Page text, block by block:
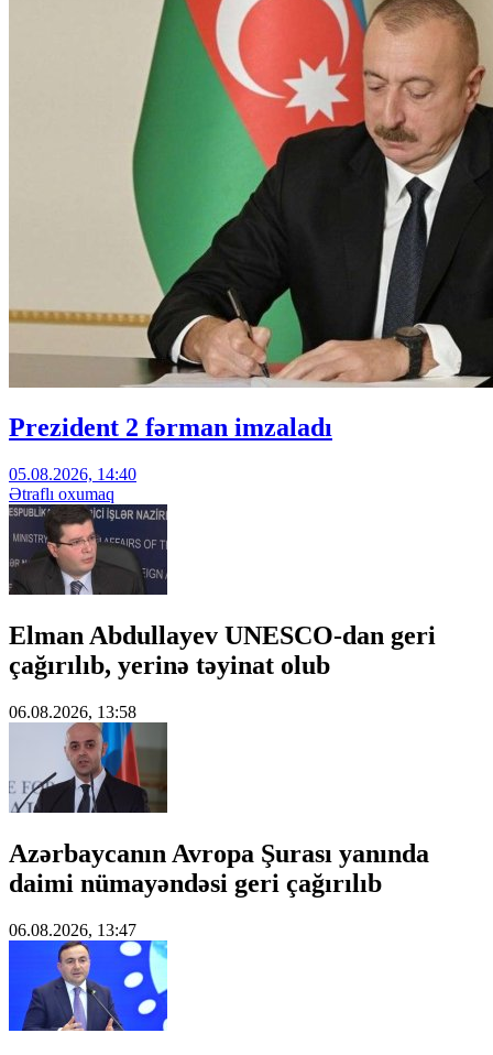
Prezident 2 fərman imzaladı
05.08.2026, 14:40
Ətraflı oxumaq
Elman Abdullayev UNESCO-dan geri
çağırılıb, yerinə təyinat olub
06.08.2026, 13:58
Azərbaycanın Avropa Şurası yanında
daimi nümayəndəsi geri çağırılıb
06.08.2026, 13:47